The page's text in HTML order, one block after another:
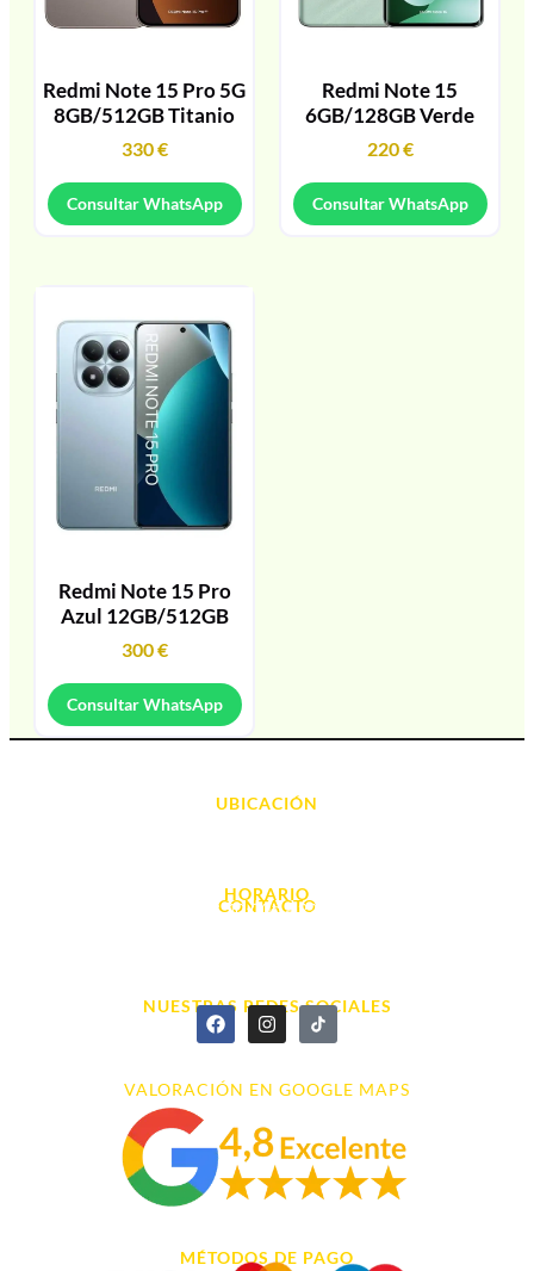
Redmi Note 15 Pro 5G
8GB/512GB Titanio
330€
Consultar WhatsApp
Redmi Note 15
6GB/128GB Verde
220€
Consultar WhatsApp
Redmi Note 15 Pro
Azul 12GB/512GB
300€
Consultar WhatsApp
UBICACIÓN
HORARIO
L. - S. 10:00h a 22:00h
CONTACTO
NUESTRAS REDES SOCIALES
VALORACIÓN EN GOOGLE MAPS
MÉTODOS DE PAGO